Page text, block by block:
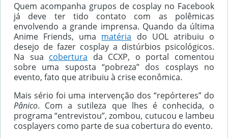
Quem acompanha grupos de cosplay no Facebook
já deve ter tido contato com as polêmicas
envolvendo a grande imprensa. Quando da última
Anime Friends, uma matéria do UOL atribuiu o
desejo de fazer cosplay a distúrbios psicológicos.
Na sua cobertura da CCXP, o portal comentou
sobre uma suposta “pobreza” dos cosplays no
evento, fato que atribuiu à crise econômica.
Mais sério foi uma intervenção dos “repórteres” do
Pânico. Com a sutileza que lhes é conhecida, o
programa “entrevistou”, zombou, cutucou e lambeu
cosplayers como parte de sua cobertura do evento.